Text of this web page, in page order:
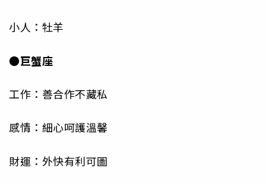
小人：牡羊
●巨蟹座
工作：善合作不藏私
感情：細心呵護溫馨
財運：外快有利可圖